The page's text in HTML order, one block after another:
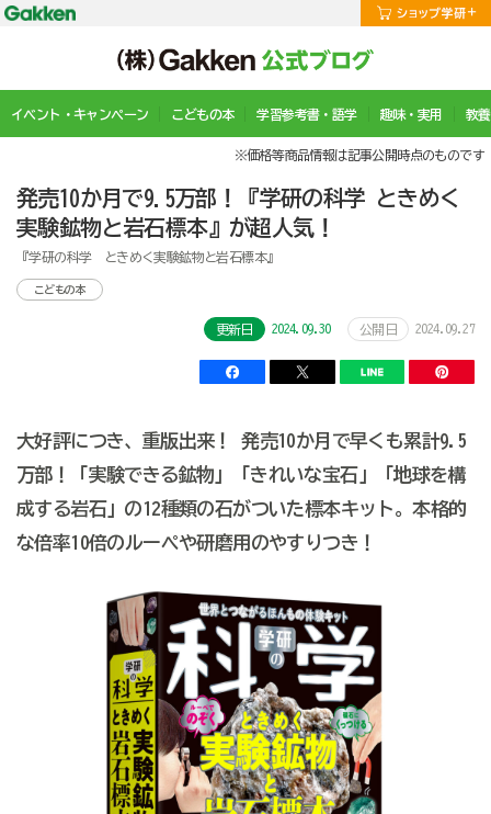
イベント・キャンペーン こどもの本 学習参考書・語学 趣味・実用 教
※価格等商品情報は記事公開時点のものです
発売10か月で9.5万部！『学研の科学 ときめく
実験鉱物と岩石標本』が超人気！
『学研の科学 ときめく実験鉱物と岩石標本』
こどもの本
更新日 2024.09.30 公開日 2024.09.27
大好評につき、重版出来！ 発売10か月で早くも累計9.5
万部！「実験できる鉱物」「きれいな宝石」「地球を構
成する岩石」の12種類の石がついた標本キット。本格的
な倍率10倍のルーペや研磨用のやすりつき！